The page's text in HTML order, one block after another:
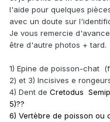
l'aide pour quelques
avec un doute sur
Je vous remercie
être d'autre photos + tard.
1) Epine de poisson-chat
2) et 3) Incisives e
4) Dent de Cretodus
5)??
6) Vertèbre de poisson ou